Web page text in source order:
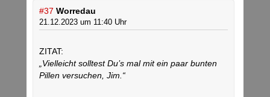
#37 Worredau
21.12.2023 um 11:40 Uhr
ZITAT:
„Vielleicht solltest Du’s mal mit ein paar bunten
Pillen versuchen, Jim.“